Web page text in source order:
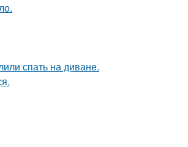
спать на диване.